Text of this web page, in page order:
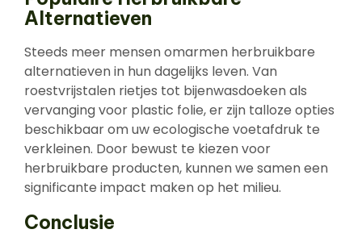
Alternatieven
Steeds meer mensen omarmen herbruikbare
alternatieven in hun dagelijks leven. Van
roestvrijstalen rietjes tot bijenwasdoeken als
vervanging voor plastic folie, er zijn talloze opties
beschikbaar om uw ecologische voetafdruk te
verkleinen. Door bewust te kiezen voor
herbruikbare producten, kunnen we samen een
significante impact maken op het milieu.
Conclusie